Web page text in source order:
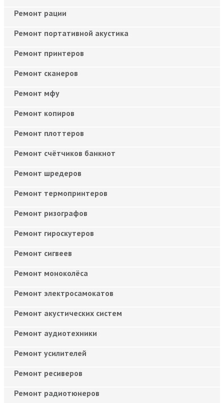
Ремонт рации
Ремонт портативной акустика
Ремонт принтеров
Ремонт сканеров
Ремонт мфу
Ремонт копиров
Ремонт плоттеров
Ремонт счётчиков банкнот
Ремонт шредеров
Ремонт термопринтеров
Ремонт ризографов
Ремонт гироскутеров
Ремонт сигвеев
Ремонт моноколёса
Ремонт электросамокатов
Ремонт акустических систем
Ремонт аудиотехники
Ремонт усилителей
Ремонт ресиверов
Ремонт радиотюнеров